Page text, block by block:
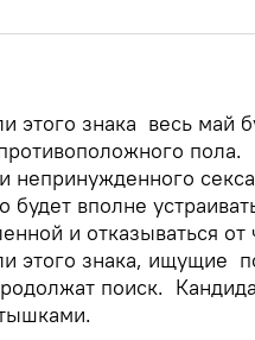
этого знака весь май
непринужденного
будет вполне
и отказываться от
этого знака, ищущие
поиск.